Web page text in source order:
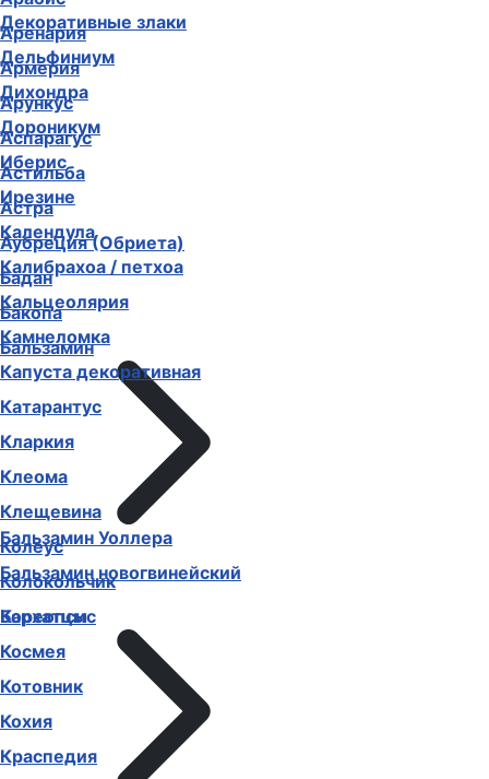
Аренария
Армерия
Арункус
Аспарагус
Астильба
Астра
Аубреция (Обриета)
Бадан
Бакопа
Бальзамин
Бальзамин Уоллера
Бальзамин новогвинейский
Бархатцы
Декоративные злаки
Дельфиниум
Дихондра
Дороникум
Иберис
Ирезине
Календула
Калибрахоа / петхоа
Кальцеолярия
Камнеломка
Капуста декоративная
Катарантус
Кларкия
Клеома
Клещевина
Колеус
Колокольчик
Кореопсис
Космея
Котовник
Кохия
Краспедия